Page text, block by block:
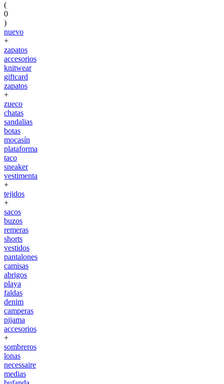
(
0
)
nuevo
+
zapatos
accesorios
knitwear
giftcard
zapatos
+
zueco
chatas
sandalias
botas
mocasín
plataforma
taco
sneaker
vestimenta
+
tejidos
+
sacos
buzos
remeras
shorts
vestidos
pantalones
camisas
abrigos
playa
faldas
denim
camperas
pijama
accesorios
+
sombreros
lonas
necessaire
medias